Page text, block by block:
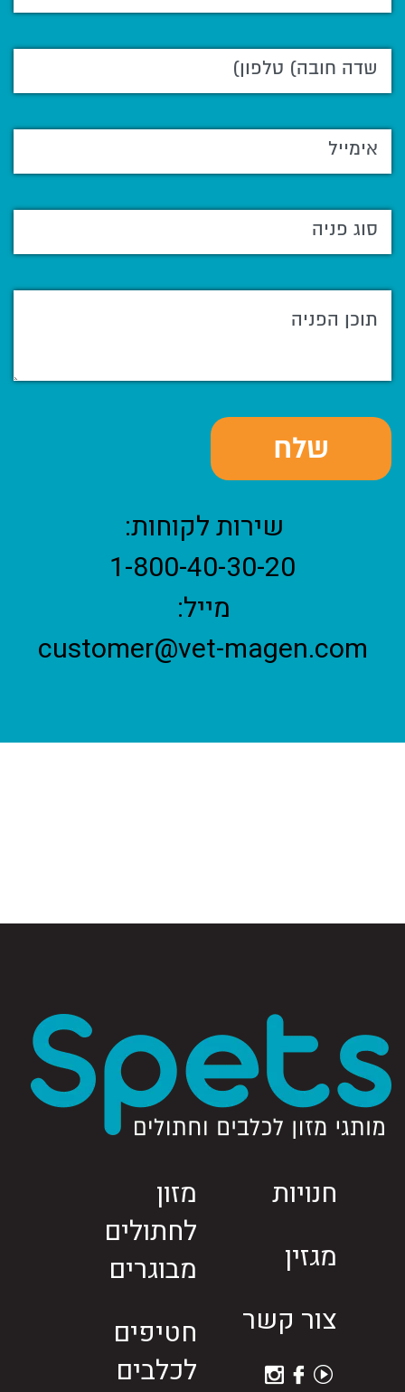
שירות לקוחות:
1-800-40-30-20
מייל:
customer@vet-magen.com
חנויות
מגזין
צור קשר
מזון
לחתולים
מבוגרים
חטיפים
לכלבים